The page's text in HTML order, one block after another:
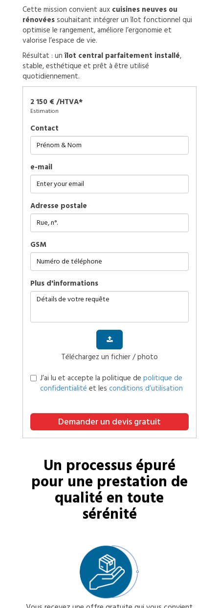
Cette mission convient aux cuisines neuves ou
rénovéessouhaitant intégrer un îlot fonctionnel qui
optimise le rangement, améliore l’ergonomie et
valorise l’espace de vie.
Résultat : unîlot central parfaitement installé,
stable, esthétique et prêt à être utilisé
quotidiennement.
2 150 € /HTVA*
Estimation
Contact
e-mail
Adresse postale
GSM
plus d'informations
Téléchargez un fichier / photo
J’ai lu et accepte la politique de politique de
confidentialité et les conditions d’utilisation
Demander un devis gratuit
Un processus épuré
pour une prestation de
qualité en toute
sérénité